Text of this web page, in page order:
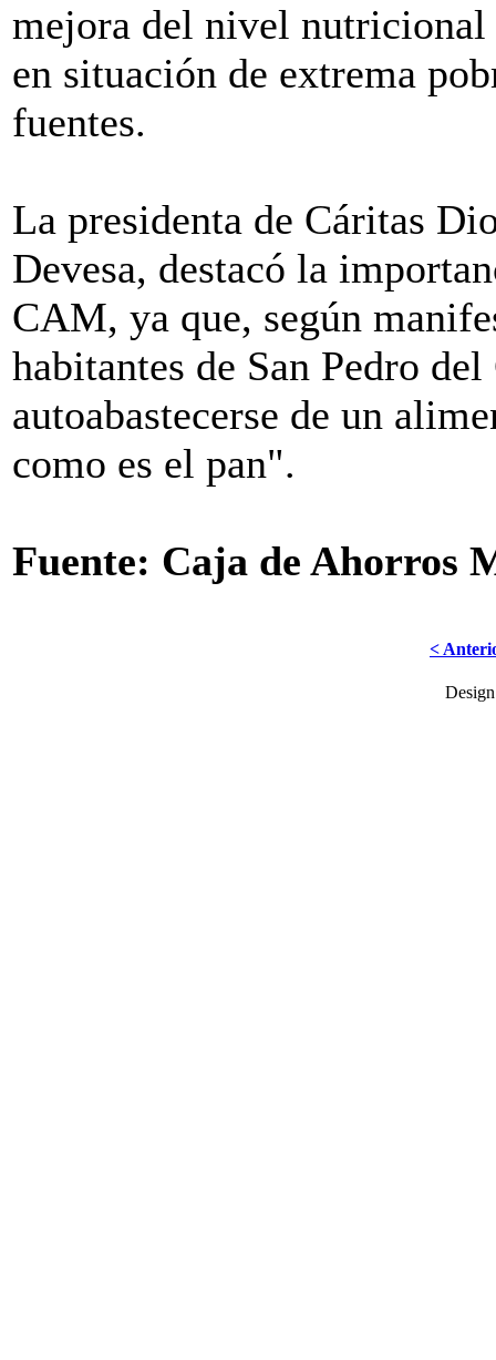
mejora del nivel nutricional
en situación de extrema
fuentes.
La presidenta de Cáritas
Devesa, destacó la
CAM, ya que, según
habitantes de San Pedro
autoabastecerse de un
como es el pan".
Fuente: Caja de Ahorros
<